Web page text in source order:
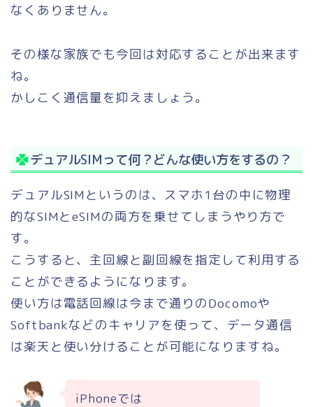
なくありません。
その様な家族でも今回は対応することが出来ます
ね。
かしこく通信量を抑えましょう。
デュアルSIMって何？どんな使い方をするの？
デュアルSIMというのは、スマホ1台の中に物理
的なSIMとeSIMの両方を乗せてしまうやり方で
す。
こうすると、主回線と副回線を指定して利用する
ことができるようになります。
使い方は電話回線は今まで通りのDocomoや
Softbankなどのキャリアを使って、データ通信
は楽天と使い分けることが可能になりますね。
iPhoneでは